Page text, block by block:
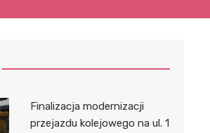
Finalizacja modernizacji
przejazdu kolejowego na ul. 1